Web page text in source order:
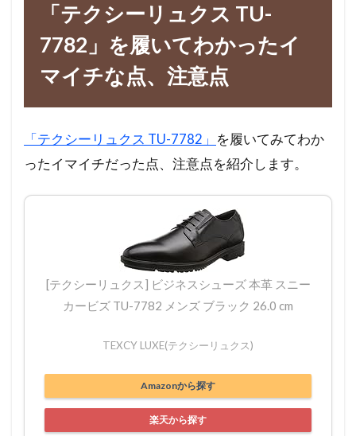
「テクシーリュクス TU-
7782」を履いてわかったイ
マイチな点、注意点
「テクシーリュクス TU-7782」 を履いてみてわか
ったイマイチだった点、注意点を紹介します。
[テクシーリュクス] ビジネスシューズ 本革 スニー
カービズ TU-7782 メンズ ブラック 26.0 cm
TEXCY LUXE(テクシーリュクス)
Amazonから探す
楽天から探す